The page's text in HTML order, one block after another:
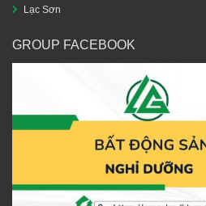
Lạc Sơn
GROUP FACEBOOK